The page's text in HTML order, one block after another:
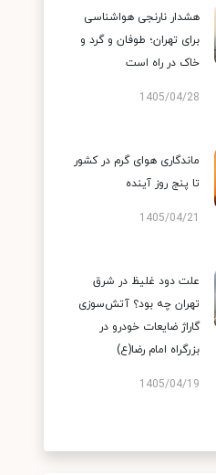
هشدار نارنجی هواشناسی
برای تهران؛ طوفان و گرد و
خاک در راه است
1405/04/28
ماندگاری هوای گرم در کشور
تا پنج روز آینده
1405/04/21
علت دود غلیظ در شرق
تهران چه بود؟ آتش‌سوزی
گاراژ ضایعات خودرو در
بزرگراه امام رضا(ع)
1405/04/19